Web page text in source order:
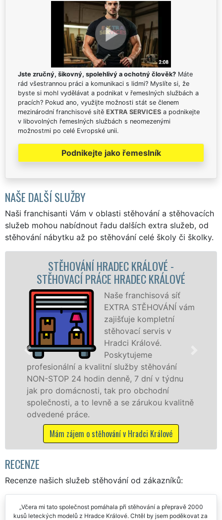
Jste zručný, šikovný, spolehlivý a ochotný člověk? Máte
rád všestrannou práci a komunikaci s lidmi? Myslíte si, že
byste si mohl vydělávat a podnikat v řemeslných službách a
pracích? Pokud ano, využijte možnosti stát se členem
mezinárodní franchisové sítě EXTRA SERVICES a podnikejte
v libovolných řemeslných službách s neomezenými
možnostmi po celé Evropské unii.
Podnikejte jako řemeslník
NAŠE DALŠÍ SLUŽBY
Naši franchisanti Vám v oblasti stěhování a stěhovacích
služeb mohou nabídnout řadu dalších extra služeb, od
stěhování nábytku až po stěhování celé školy či školky.
síť
vám
v týdnu
kvalitně
STĚHOVACÍ SLUŽBA HRADEC
STĚHOVACÍ FIRMA HRADEC
služby zajišťujeme domácnostem
celém okresu Hradec Králové se
kvality franchisové sítě EXTRA
Nabízíme stěhovací služby NON-
Mám zájem o stěhovací služby v
RECENZE
Recenze našich služeb stěhování od zákazníků:
Včera mi tato společnost pomáhala při stěhování a přepravě 2000
kusů leteckých modelů z Hradce Králové. Chtěl by jsem poděkovat za